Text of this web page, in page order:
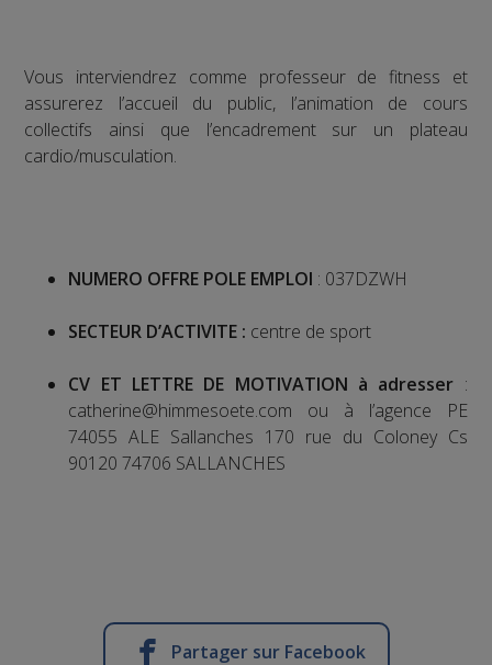
Vous interviendrez comme professeur de fitness et
assurerez l’accueil du public, l’animation de cours
collectifs ainsi que l’encadrement sur un plateau
cardio/musculation.
NUMERO OFFRE POLE EMPLOI : 037DZWH
SECTEUR D’ACTIVITE : centre de sport
CV ET LETTRE DE MOTIVATION à adresser :
catherine@himmesoete.com ou à l’agence PE
74055 ALE Sallanches 170 rue du Coloney Cs
90120 74706 SALLANCHES
Partager sur Facebook